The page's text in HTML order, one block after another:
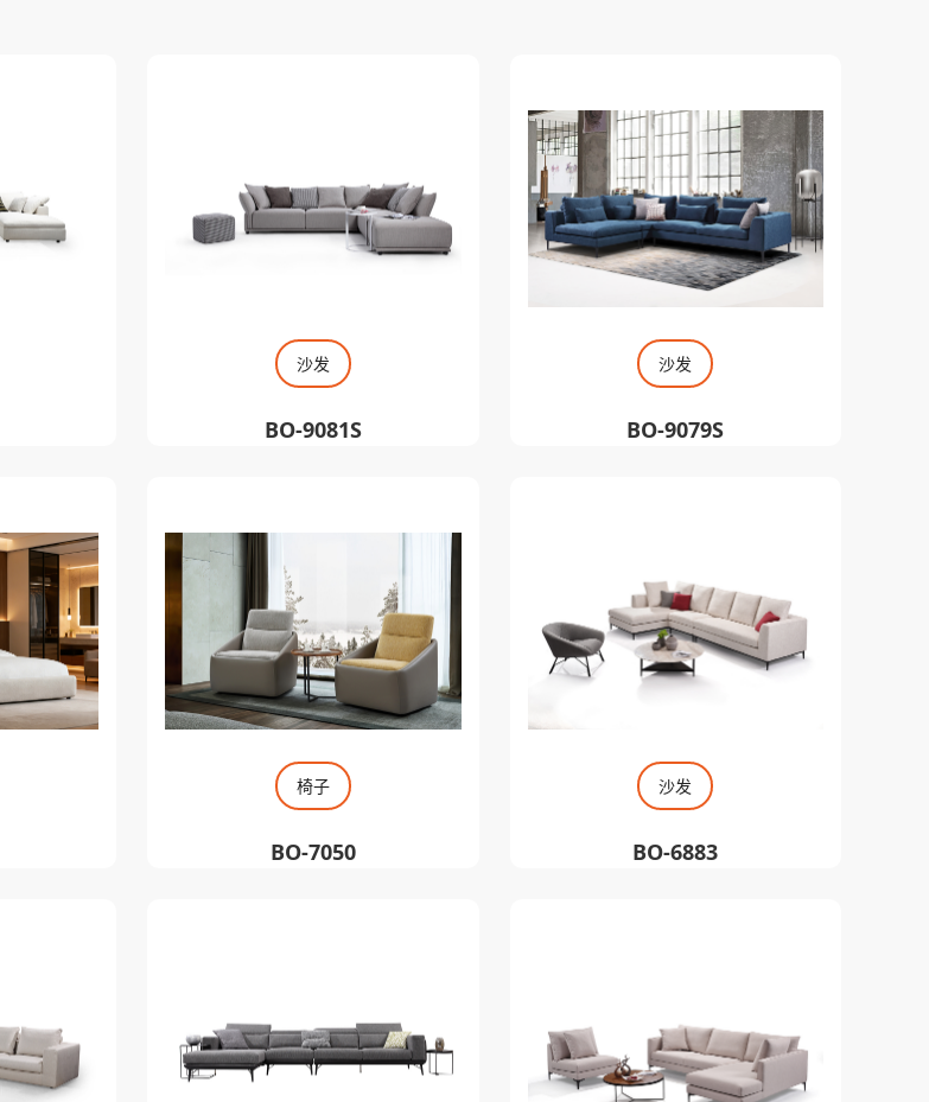
沙发
BO-9081S
沙发
BO-9079S
椅子
BO-7050
沙发
BO-6883